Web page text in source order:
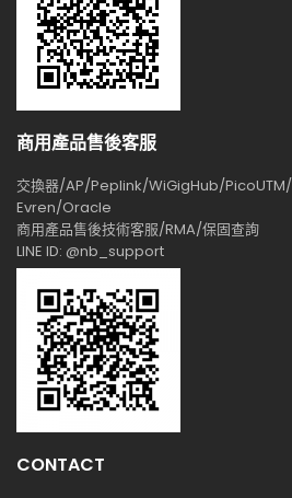
商用產品售後客服
交換器/AP/Peplink/WiGigHub/PicoUTM/
Evren/Oracle
商用產品售後技術客服/RMA/保固查詢
LINE ID: @nb_support
CONTACT